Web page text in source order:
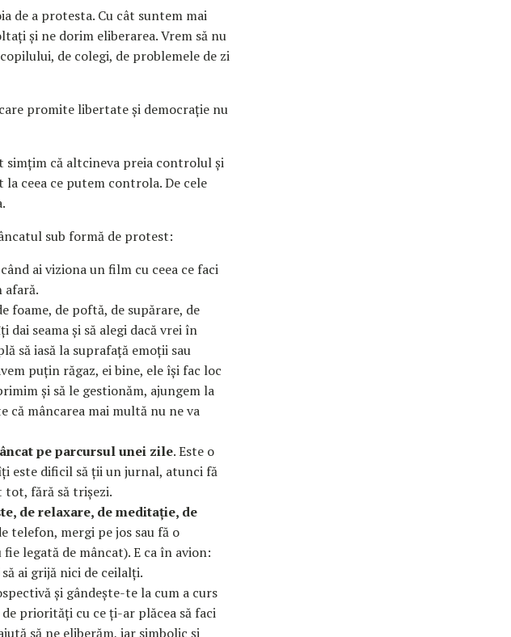
de a protesta. Cu cât suntem mai
și ne dorim eliberarea. Vrem să nu
de colegi, de problemele de zi
promite libertate și democrație nu
simțim că altcineva preia controlul și
ceea ce putem controla. De cele
sub formă de protest:
ai viziona un film cu ceea ce faci
afară.
foame, de poftă, de supărare, de
seama și să alegi dacă vrei în
să iasă la suprafață emoții sau
puțin răgaz, ei bine, ele își fac loc
și să le gestionăm, ajungem la
că mâncarea mai multă nu ne va
pe parcursul unei zile. Este o
este dificil să ții un jurnal, atunci fă
tot, fără să trișezi.
de relaxare, de meditație, de
telefon, mergi pe jos sau fă o
legată de mâncat). E ca în avion:
ai grijă nici de ceilalți.
și gândește-te la cum a curs
priorități cu ce ți-ar plăcea să faci
să ne eliberăm, iar simbolic și